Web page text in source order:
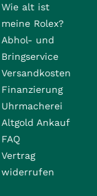
Wie alt ist
meine Rolex?
Abhol- und
Bringservice
Versandkosten
Finanzierung
Uhrmacherei
Altgold Ankauf
FAQ
Vertrag
widerrufen